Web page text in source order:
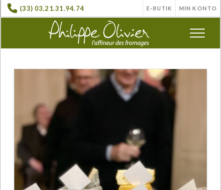
(33) 03.21.31.94.74 E-BUTIK MIN KONTO